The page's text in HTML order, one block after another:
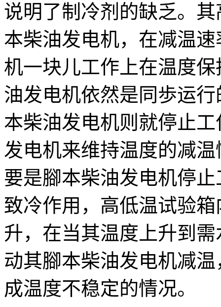
说明了制冷剂的缺乏。
本柴油发电机，在减温
机一块儿工作上在温度
油发电机依然是同歩运
本柴油发电机则就停止
发电机来维持温度的减
要是腳本柴油发电机停
致冷作用，高低温试验
升，在当其温度上升到
动其腳本柴油发电机减
成温度不稳定的情况。